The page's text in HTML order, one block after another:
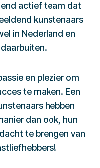
actief team dat
kunstenaars
in Nederland en
en plezier om
te maken. Een
hebben
dan ook, hun
te brengen van